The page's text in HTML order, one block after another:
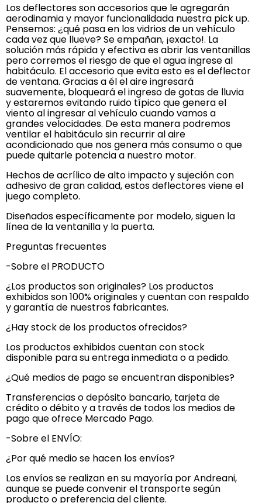
Los deflectores son accesorios que le agregarán
aerodinamia y mayor funcionalidada nuestra pick up.
Pensemos: ¿qué pasa en los vidrios de un vehículo
cada vez que llueve? Se empañan, ¡exacto!. La
solución más rápida y efectiva es abrir las ventanillas
pero corremos el riesgo de que el agua ingrese al
habitáculo. El accesorio que evita esto es el deflector
de ventana. Gracias a él el aire ingresará
suavemente, bloqueará el ingreso de gotas de lluvia
y estaremos evitando ruido típico que genera el
viento al ingresar al vehículo cuando vamos a
grandes velocidades. De esta manera podremos
ventilar el habitáculo sin recurrir al aire
acondicionado que nos genera más consumo o que
puede quitarle potencia a nuestro motor.
Hechos de acrílico de alto impacto y sujeción con
adhesivo de gran calidad, estos deflectores viene el
juego completo.
Diseñados específicamente por modelo, siguen la
línea de la ventanilla y la puerta.
Preguntas frecuentes
-Sobre el PRODUCTO
¿Los productos son originales? Los productos
exhibidos son 100% originales y cuentan con respaldo
y garantía de nuestros fabricantes.
¿Hay stock de los productos ofrecidos?
Los productos exhibidos cuentan con stock
disponible para su entrega inmediata o a pedido.
¿Qué medios de pago se encuentran disponibles?
Transferencias o depósito bancario, tarjeta de
crédito o débito y a través de todos los medios de
pago que ofrece Mercado Pago.
-Sobre el ENVÍO:
¿Por qué medio se hacen los envíos?
Los envíos se realizan en su mayoría por Andreani,
aunque se puede convenir el transporte según
producto o preferencia del cliente.